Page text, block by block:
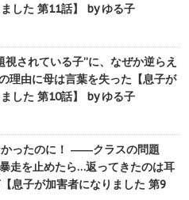
した 第11話】 by ゆる子
視されている子”に、なぜか逆らえ
理由に母は言葉を失った【息子が
した 第10話】 by ゆる子
ったのに！ ――クラスの問題
走を止めたら…返ってきたのは耳
息子が加害者になりました 第9